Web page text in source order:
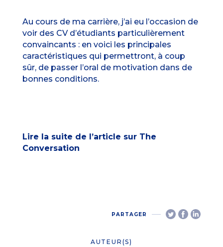
Au cours de ma carrière, j’ai eu l’occasion de
voir des CV d’étudiants particulièrement
convaincants : en voici les principales
caractéristiques qui permettront, à coup
sûr, de passer l’oral de motivation dans de
bonnes conditions.
Lire la suite de l’article sur The
Conversation
PARTAGER
AUTEUR(S)